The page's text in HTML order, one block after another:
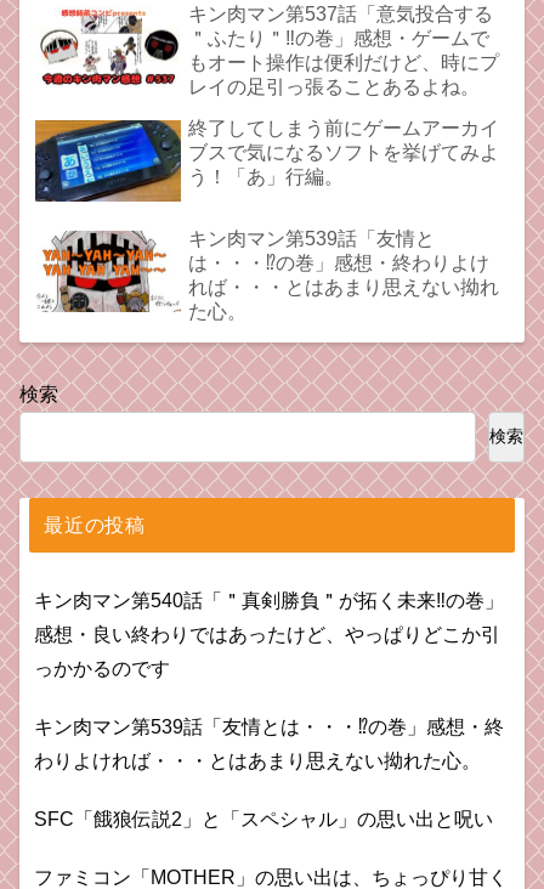
キン肉マン第537話「意気投合する
＂ふたり＂‼︎の巻」感想・ゲームで
もオート操作は便利だけど、時にプ
レイの足引っ張ることあるよね。
終了してしまう前にゲームアーカイ
ブスで気になるソフトを挙げてみよ
う！「あ」行編。
キン肉マン第539話「友情と
は・・・⁉︎の巻」感想・終わりよけ
れば・・・とはあまり思えない拗れ
た心。
検索
検索
最近の投稿
キン肉マン第540話「＂真剣勝負＂が拓く未来‼の巻」
感想・良い終わりではあったけど、やっぱりどこか引
っかかるのです
キン肉マン第539話「友情とは・・・⁉︎の巻」感想・終
わりよければ・・・とはあまり思えない拗れた心。
SFC「餓狼伝説2」と「スペシャル」の思い出と呪い
ファミコン「MOTHER」の思い出は、ちょっぴり甘く